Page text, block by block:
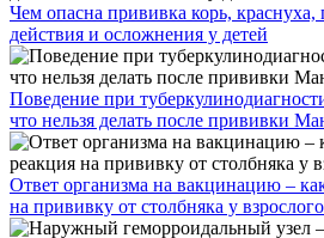
Чем опасна прививка корь,
действия и осложнения у детей
Поведение при
что нельзя делать после прививки
Ответ организма на вакцинацию –
на прививку от столбняка у